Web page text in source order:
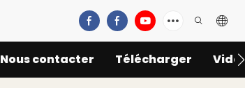
Nous contacter Télécharger